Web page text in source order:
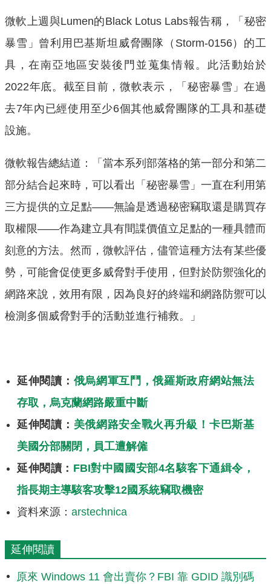
微軟上週與Lumen的Black Lotus Labs報告稱，「秘密
暴雪」曾利用巴基斯坦威脅團隊（Storm-0156）的工
具，在南亞地區安裝後門並蒐集情報。此活動始於
2022年底。截至目前，微軟表示，「秘密暴雪」在過
去7年內已經使用至少6個其他威脅團隊的工具和基礎
設施。
微軟報告總結道：「當本系列部落格的第一部分和第二
部分結合起來時，可以看出「秘密暴雪」一直在利用第
三方提供的立足點——無論是透過秘密竊取還是購買存
取權限——作為建立具有間諜價值立足點的一種具體而
刻意的方法。然而，微軟評估，儘管這種方法有某些優
勢，可能會促使更多威脅對手使用，但對於防禦強化的
網路來說，效用有限，因為良好的終端和網路防禦可以
檢測多個威脅對手的活動並進行補救。」
延伸閱讀： 俄烏網軍互鬥，俄羅斯政府網站無法
存取，烏克蘭網路嚴重中斷
延伸閱讀： 美俄網路安全戰火再升級！卡巴斯基
美國分部關閉，員工遭解僱
延伸閱讀： FBI對中國國安部4名駭客下通緝令，
指長期主導駭客攻擊12國系統竊取機密
資料來源： arstechnica
延伸閱讀
原來 Windows 11 會出賣你？FBI 靠 GDID 識別碼